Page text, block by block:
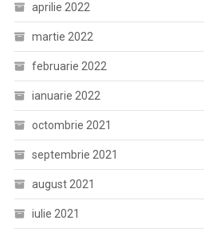
aprilie 2022
martie 2022
februarie 2022
ianuarie 2022
octombrie 2021
septembrie 2021
august 2021
iulie 2021